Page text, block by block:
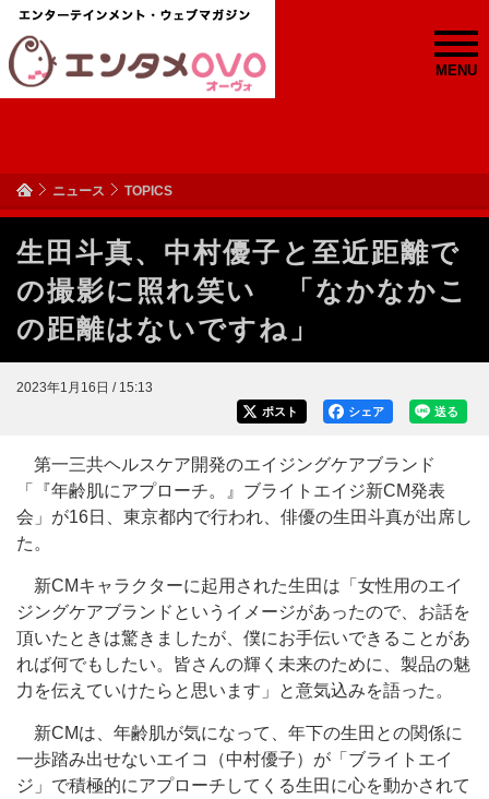
MENU
ニュース TOPICS
生田斗真、中村優子と至近距離で
の撮影に照れ笑い 「なかなかこ
の距離はないですね」
2023年1月16日 / 15:13
送る
シェア
ポスト
第一三共ヘルスケア開発のエイジングケアブランド
「『年齢肌にアプローチ。』ブライトエイジ新CM発表
会」が16日、東京都内で行われ、俳優の生田斗真が出席し
た。
新CMキャラクターに起用された生田は「女性用のエイ
ジングケアブランドというイメージがあったので、お話を
頂いたときは驚きましたが、僕にお手伝いできることがあ
れば何でもしたい。皆さんの輝く未来のために、製品の魅
力を伝えていけたらと思います」と意気込みを語った。
新CMは、年齢肌が気になって、年下の生田との関係に
一歩踏み出せないエイコ（中村優子）が「ブライトエイ
ジ」で積極的にアプローチしてくる生田に心を動かされて